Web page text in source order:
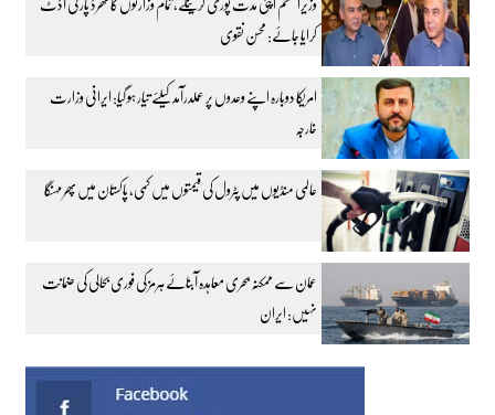
کرایا جائے: محسن نقوی
امریکا دوبارہ اپنے وعدوں پر عملدرآمد کیلئے تیار ہو گیا: ایرانی وزارت
خارجہ
عالمی منڈیوں میں پٹرول کی قیمتوں میں کمی، پاکستان میں پھر مہنگا
عمان سے ممکنہ بحری معاہدہ آبنائے ہرمز کی فوری بحالی کی ضمانت
نہیں: ایران